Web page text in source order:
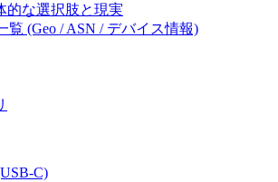
的な選択肢と現実
覧 (Geo / ASN / デバイス情報)
C)